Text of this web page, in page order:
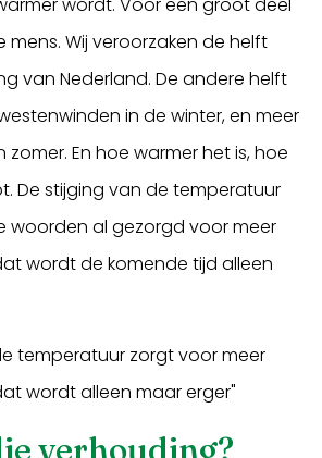
wordt. Voor een groot deel
Wij veroorzaken de helft
van Nederland. De andere helft
in de winter, en meer
zomer. En hoe warmer het is, hoe
De stijging van de temperatuur
woorden al gezorgd voor meer
wordt de komende tijd alleen
temperatuur zorgt voor meer
wordt alleen maar erger"